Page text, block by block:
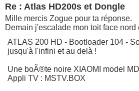
Re : Atlas HD200s et Dongle
Mille mercis Zogue pour ta réponse.
Demain j'escalade mon toit face nord
ATLAS 200 HD - Bootloader 104 -
jusqu'à l'infini et au delà !
Une boÃ®te noire XIAOMI model
Appli TV : MSTV.BOX